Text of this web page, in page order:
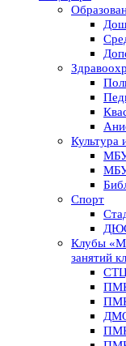
Культура
Спорт
Клубы
занятий
СТЦ
ПМК